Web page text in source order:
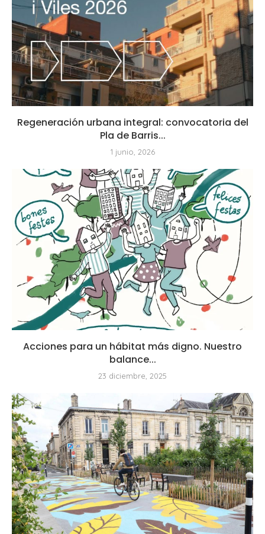
Regeneración urbana integral: convocatoria del
Pla de Barris...
1 junio, 2026
Acciones para un hábitat más digno. Nuestro
balance...
23 diciembre, 2025